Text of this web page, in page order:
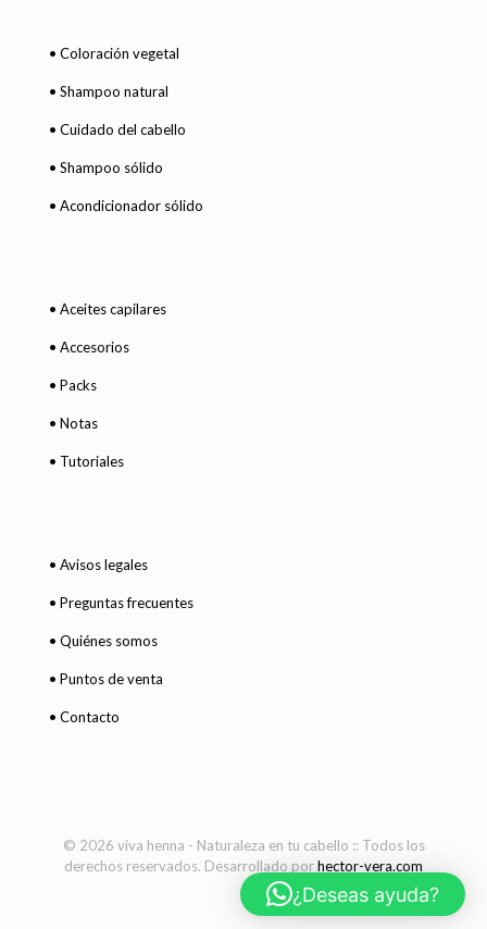
• Coloración vegetal
• Shampoo natural
• Cuidado del cabello
• Shampoo sólido
• Acondicionador sólido
• Aceites capilares
• Accesorios
• Packs
• Notas
• Tutoriales
• Avisos legales
• Preguntas frecuentes
• Quiénes somos
• Puntos de venta
• Contacto
© 2026 viva henna - Naturaleza en tu cabello :: Todos los
derechos reservados. Desarrollado porhector-vera.com
¿Deseas ayuda?